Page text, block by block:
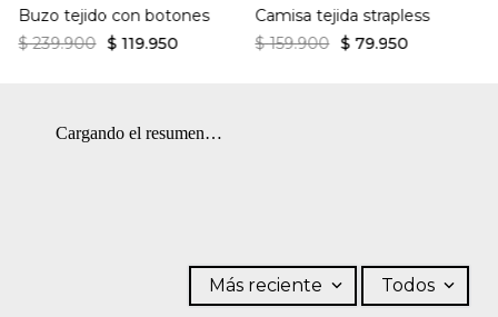
Buzo tejido con botones
$ 239.900 $ 119.950
Camisa tejida strapless
$ 159.900 $ 79.950
Cargando el resumen…
Más reciente Todos